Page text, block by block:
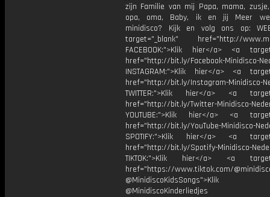
zijn Familie van mij Papa, mama,
opa, oma, Baby, ik en jij Meer
minidisco? Kijk en volg ons op:
target="_blank" href="http://
FACEBOOK:">Klik hier</a> <a
href="http://bit.ly/Facebook-Minidisco-
INSTAGRAM:">Klik hier</a> <a
href="http://bit.ly/Instagram-Minidisco-
TWITTER:">Klik hier</a> <a
href="http://bit.ly/Twitter-Minidisco-
YOUTUBE:">Klik hier</a> <a
href="http://bit.ly/YouTube-Minidisco-
SPOTIFY:">Klik hier</a> <a
href="http://bit.ly/Spotify-Minidisco-
TIKTOK:">Klik hier</a> <a
href="https://www.tiktok.com/
@MinidiscoKidsSongs">Klik
@MinidiscoKinderliedjes